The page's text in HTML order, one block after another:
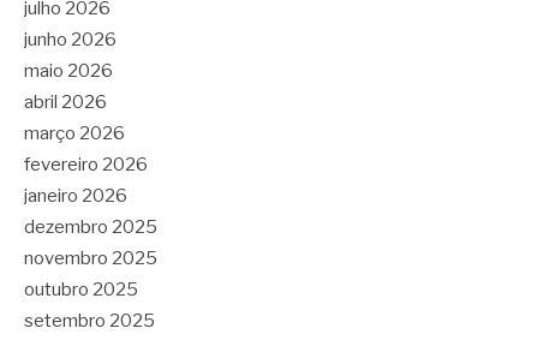
julho 2026
junho 2026
maio 2026
abril 2026
março 2026
fevereiro 2026
janeiro 2026
dezembro 2025
novembro 2025
outubro 2025
setembro 2025